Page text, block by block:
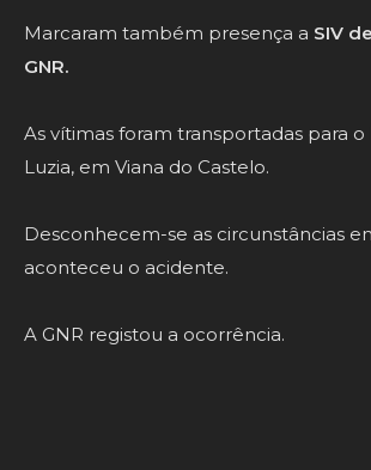
Marcaram também presença a SIV
GNR.
As vítimas foram transportadas para o
Luzia, em Viana do Castelo.
Desconhecem-se as circunstâncias
aconteceu o acidente.
A GNR registou a ocorrência.